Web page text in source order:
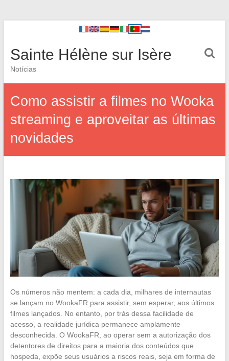
Sainte Hélène sur Isère
Notícias
Como assistir a filmes no Wooka
streaming e aproveitar as últimas
novidades
Os números não mentem: a cada dia, milhares de internautas
se lançam no WookaFR para assistir, sem esperar, aos últimos
filmes lançados. No entanto, por trás dessa facilidade de
acesso, a realidade jurídica permanece amplamente
desconhecida. O WookaFR, ao operar sem a autorização dos
detentores de direitos para a maioria dos conteúdos que
hospeda, expõe seus usuários a riscos reais, seja em forma de